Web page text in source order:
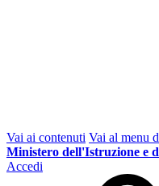
Vai ai contenuti Vai al menu
Ministero dell'Istruzione e
Accedi